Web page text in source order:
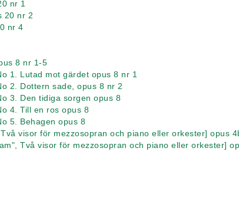
nr 1
20 nr 2
nr 4
8 nr 1-5
1. Lutad mot gärdet opus 8 nr 1
2. Dottern sade, opus 8 nr 2
3. Den tidiga sorgen opus 8
4. Till en ros opus 8
5. Behagen opus 8
visor för mezzosopran och piano eller orkester] opus
Två visor för mezzosopran och piano eller orkester]